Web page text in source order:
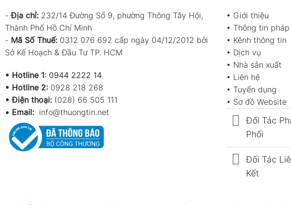
-Địa chỉ: 232/14 Đường Số 9, phường Thông Tây Hội,
Thành Phố Hồ Chí Minh
- Mã Số Thuế: 0312 076 692 cấp ngày 04/12/2012 bởi
Sở Kế Hoạch & Đầu Tư TP. HCM
• Hotline 1: 0944 2222 14
• Hotline 2: 0928 218 268
• Điện thoại: (028) 66 505 111
• Email: info@thuongtin.net
• Giới thiệu
• Thông tin
• Kênh thông tin
• Dịch vụ
• Nhà sản xuất
• Liên hệ
• Tuyển dụng
• Sơ đồ Website
Đối Tác
Phối
Đối Tác
Kết